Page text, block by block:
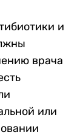
и
врача
или